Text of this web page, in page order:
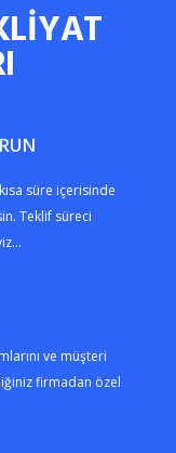
süre içerisinde
Teklif süreci
ve müşteri
firmadan özel